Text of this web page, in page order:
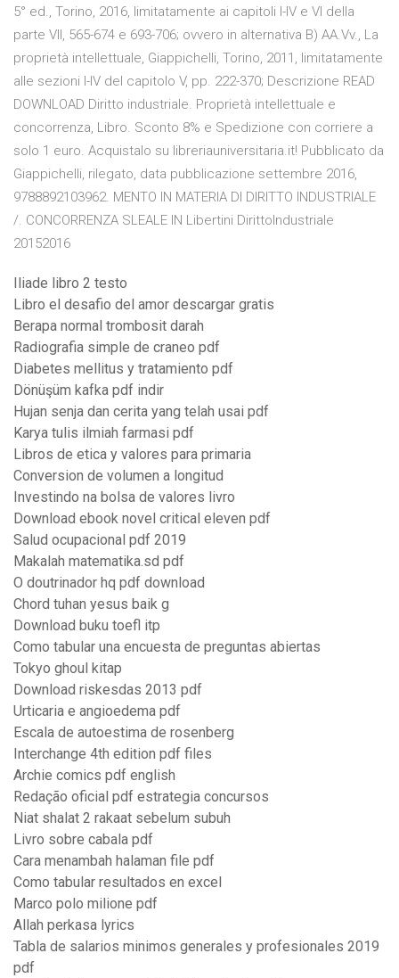
5° ed., Torino, 2016, limitatamente ai capitoli I-IV e VI della
parte VII, 565-674 e 693-706; ovvero in alternativa B) AA.Vv., La
proprietà intellettuale, Giappichelli, Torino, 2011, limitatamente
alle sezioni I-IV del capitolo V, pp. 222-370; Descrizione READ
DOWNLOAD Diritto industriale. Proprietà intellettuale e
concorrenza, Libro. Sconto 8% e Spedizione con corriere a
solo 1 euro. Acquistalo su libreriauniversitaria.it! Pubblicato da
Giappichelli, rilegato, data pubblicazione settembre 2016,
9788892103962. MENTO IN MATERIA DI DIRITTO INDUSTRIALE
/. CONCORRENZA SLEALE IN Libertini DirittoIndustriale
20152016
Iliade libro 2 testo
Libro el desafio del amor descargar gratis
Berapa normal trombosit darah
Radiografia simple de craneo pdf
Diabetes mellitus y tratamiento pdf
Dönüşüm kafka pdf indir
Hujan senja dan cerita yang telah usai pdf
Karya tulis ilmiah farmasi pdf
Libros de etica y valores para primaria
Conversion de volumen a longitud
Investindo na bolsa de valores livro
Download ebook novel critical eleven pdf
Salud ocupacional pdf 2019
Makalah matematika.sd pdf
O doutrinador hq pdf download
Chord tuhan yesus baik g
Download buku toefl itp
Como tabular una encuesta de preguntas abiertas
Tokyo ghoul kitap
Download riskesdas 2013 pdf
Urticaria e angioedema pdf
Escala de autoestima de rosenberg
Interchange 4th edition pdf files
Archie comics pdf english
Redação oficial pdf estrategia concursos
Niat shalat 2 rakaat sebelum subuh
Livro sobre cabala pdf
Cara menambah halaman file pdf
Como tabular resultados en excel
Marco polo milione pdf
Allah perkasa lyrics
Tabla de salarios minimos generales y profesionales 2019
pdf